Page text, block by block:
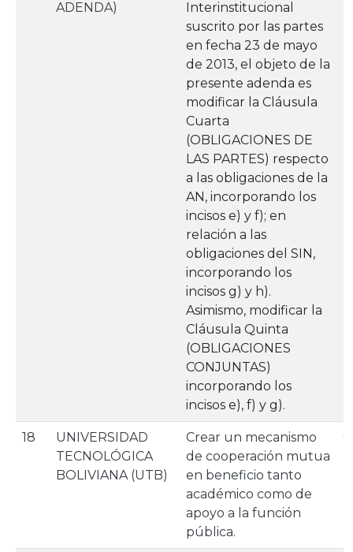
ADENDA)
Interinstitucional
suscrito por las partes
en fecha 23 de mayo
de 2013, el objeto de la
presente adenda es
modificar la Cláusula
Cuarta
(OBLIGACIONES DE
LAS PARTES) respecto
a las obligaciones de la
AN, incorporando los
incisos e) y f); en
relación a las
obligaciones del SIN,
incorporando los
incisos g) y h).
Asimismo, modificar la
Cláusula Quinta
(OBLIGACIONES
CONJUNTAS)
incorporando los
incisos e), f) y g).
18
UNIVERSIDAD
TECNOLÓGICA
BOLIVIANA (UTB)
Crear un mecanismo
de cooperación mutua
en beneficio tanto
académico como de
apoyo a la función
pública.